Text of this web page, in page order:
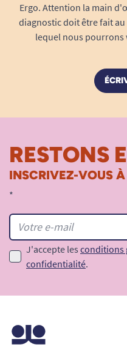
Ergo. Attention la main
diagnostic doit être fait
lequel nous pourrons
RESTONS
INSCRIVEZ-VOUS
*
J'accepte les conditions
confidentialité.